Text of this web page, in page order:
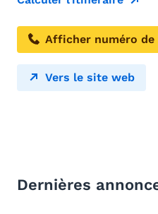
Afficher numéro de
Vers le site web
Dernières